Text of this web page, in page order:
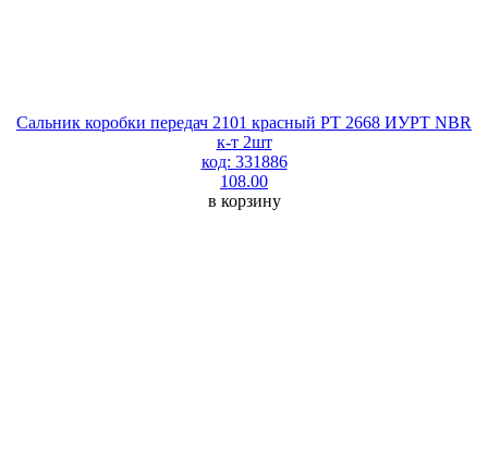
Сальник коробки передач 2101 красный РТ 2668 ИУРТ NBR
к-т 2шт
код: 331886
108.00
в корзину